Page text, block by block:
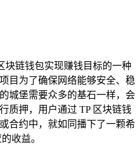
块链钱包实现赚钱目标的一种
目为了确保网络能够安全、稳
城堡需要众多的基石一样，会
质押，用户通过 TP 区块链钱
合约中，就如同播下了一颗希
收益。